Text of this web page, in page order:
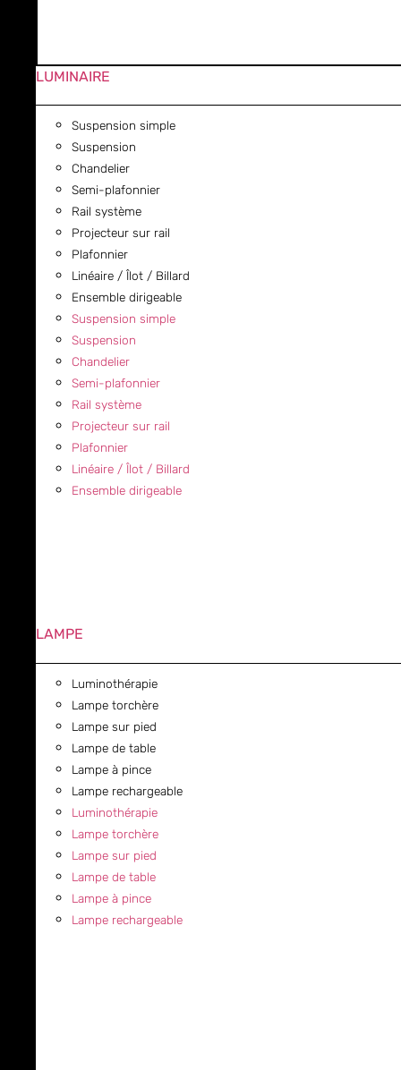
LUMINAIRE
Suspension simple
Suspension
Chandelier
Semi-plafonnier
Rail système
Projecteur sur rail
Plafonnier
Linéaire / Îlot / Billard
Ensemble dirigeable
Suspension simple
Suspension
Chandelier
Semi-plafonnier
Rail système
Projecteur sur rail
Plafonnier
Linéaire / Îlot / Billard
Ensemble dirigeable
LAMPE
Luminothérapie
Lampe torchère
Lampe sur pied
Lampe de table
Lampe à pince
Lampe rechargeable
Luminothérapie
Lampe torchère
Lampe sur pied
Lampe de table
Lampe à pince
Lampe rechargeable